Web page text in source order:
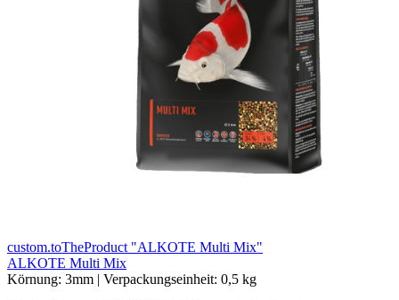
custom.toTheProduct "ALKOTE Multi Mix"
ALKOTE Multi Mix
Körnung: 3mm | Verpackungseinheit: 0,5 kg